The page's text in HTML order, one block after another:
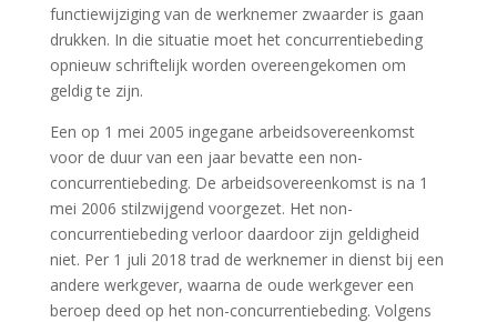
functiewijziging van de werknemer zwaarder is gaan
drukken. In die situatie moet het concurrentiebeding
opnieuw schriftelijk worden overeengekomen om
geldig te zijn.
Een op 1 mei 2005 ingegane arbeidsovereenkomst
voor de duur van een jaar bevatte een non-
concurrentiebeding. De arbeidsovereenkomst is na 1
mei 2006 stilzwijgend voorgezet. Het non-
concurrentiebeding verloor daardoor zijn geldigheid
niet. Per 1 juli 2018 trad de werknemer in dienst bij een
andere werkgever, waarna de oude werkgever een
beroep deed op het non-concurrentiebeding. Volgens